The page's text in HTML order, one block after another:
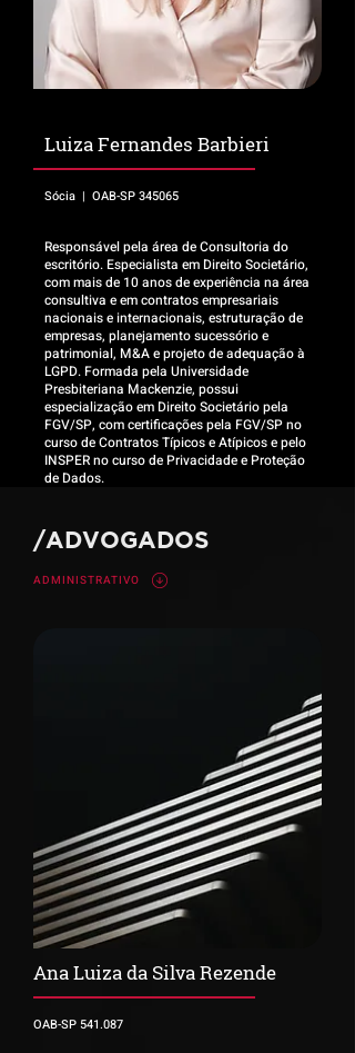
Luiza Fernandes Barbieri
Sócia | OAB-SP 345065
Responsável pela área de Consultoria do
escritório. Especialista em Direito Societário,
com mais de 10 anos de experiência na área
consultiva e em contratos empresariais
nacionais e internacionais, estruturação de
empresas, planejamento sucessório e
patrimonial, M&A e projeto de adequação à
LGPD. Formada pela Universidade
Presbiteriana Mackenzie, possui
especialização em Direito Societário pela
FGV/SP, com certificações pela FGV/SP no
curso de Contratos Típicos e Atípicos e pelo
INSPER no curso de Privacidade e Proteção
de Dados.
/ADVOGADOS
ADMINISTRATIVO
Ana Luiza da Silva Rezende
OAB-SP 541.087